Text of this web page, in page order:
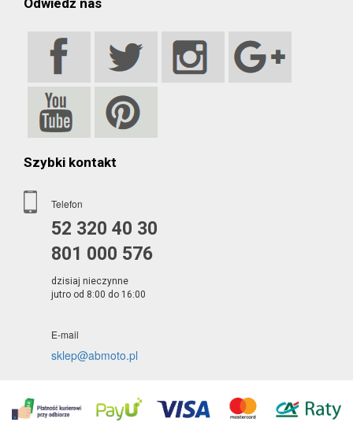
Odwiedź nas
Szybki kontakt
Telefon
52 320 40 30
801 000 576
dzisiaj nieczynne
jutro od 8:00 do 16:00
E-mail
sklep@abmoto.pl